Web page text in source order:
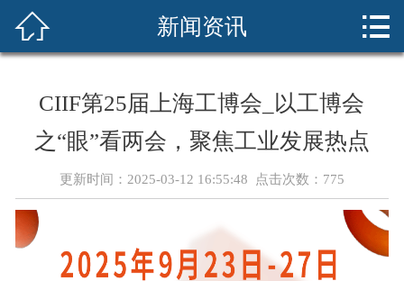
展商服务
cdiif成都展
 新闻资讯 
CIIF第25届上海工博会_以工博会
之“眼”看两会，聚焦工业发展热点
更新时间：2025-03-12 16:55:48 点击次数： 775